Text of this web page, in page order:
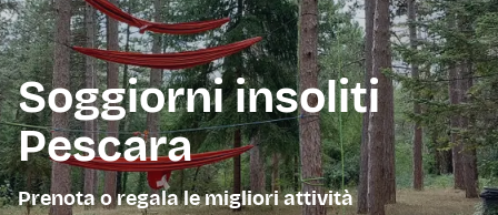
Soggiorni insoliti
Pescara
Prenota o regala le migliori attività